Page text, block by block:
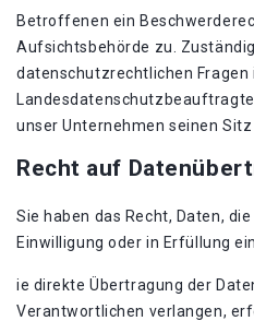
Betroffenen ein
Aufsichtsbehörde zu.
datenschutzrechtlichen Fragen
unser Unternehmen seinen Sitz
Recht auf
Sie haben das Recht, Daten,
Einwilligung oder in Erfüllung
ie direkte Übertragung der
Verantwortlichen verlangen,